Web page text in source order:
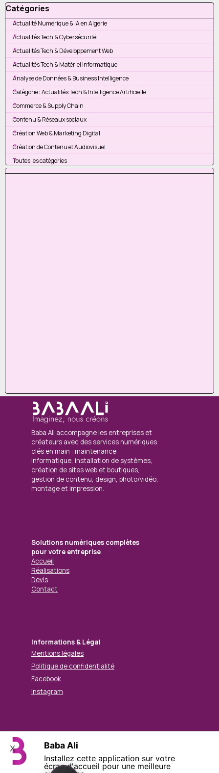
Sauter le bloc Catégories
Catégories
Actualité Numérique & IA en Algérie
Actualités Tech & Cybersécurité
Actualités Tech & Développement Web
Actualités Tech & Matériel Informatique
Analyse de Données & Business Intelligence
Catégorie : Actualités Tech & Intelligence Artificielle
Commerce & Supply Chain
Contenu & Réseaux sociaux
Création Web & Marketing Digital
Création de Contenu et Audiovisuel
Toutes les catégories
Sauter le bloc
Solutions numériques complètes
pour votre entreprise
Accueil
Réalisations
Devis
Contact
Informations & Légal
Mentions légales
Politique de confidentialité
Facebook
Instagram
Baba Ali accompagne les entreprises et
créateurs avec des services numériques
clés en main : maintenance
informatique, installation de systèmes,
création de sites web et boutiques,
gestion de contenu, design, photo/vidéo,
montage et impression.
Retourner au contenu
Baba Ali
Installez cette application sur votre
écran d'accueil pour une meilleure
X